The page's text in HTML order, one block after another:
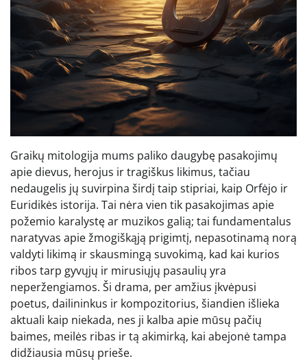
Graikų mitologija mums paliko daugybę pasakojimų
apie dievus, herojus ir tragiškus likimus, tačiau
nedaugelis jų suvirpina širdį taip stipriai, kaip Orfėjo ir
Euridikės istorija. Tai nėra vien tik pasakojimas apie
požemio karalystę ar muzikos galią; tai fundamentalus
naratyvas apie žmogiškąją prigimtį, nepasotinamą norą
valdyti likimą ir skausmingą suvokimą, kad kai kurios
ribos tarp gyvųjų ir mirusiųjų pasaulių yra
neperžengiamos. Ši drama, per amžius įkvėpusi
poetus, dailininkus ir kompozitorius, šiandien išlieka
aktuali kaip niekada, nes ji kalba apie mūsų pačių
baimes, meilės ribas ir tą akimirką, kai abejonė tampa
didžiausia mūsų prieše.